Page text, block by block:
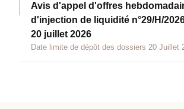
Avis d'appel d'offres
d'injection de liquidité n°29/H/
20 juillet 2026
Date limite de dépôt des dossiers 20 Juillet